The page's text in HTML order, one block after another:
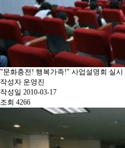
"문화충전! 행복가족!" 사업설명회 실시
작성자 운영진
작성일 2010-03-17
조회 4266